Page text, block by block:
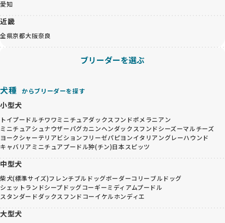
愛知
近畿
全県京都大阪奈良
ブリーダーを選ぶ
犬種 からブリーダーを探す
小型犬
トイプードルチワワミニチュアダックスフンドポメラニアン
ミニチュアシュナウザーパグカニンヘンダックスフンドシーズーマルチーズ
ヨークシャーテリアビションフリーゼパピヨンイタリアングレーハウンド
キャバリア ミニチュアプードル狆(チン)日本スピッツ
中型犬
柴犬(標準サイズ)フレンチブルドッグボーダーコリーブルドッグ
シェットランドシープドッグコーギーミディアムプードル
スタンダードダックスフンドコーイケルホンディエ
大型犬